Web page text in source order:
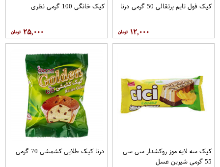
کیک فول تایم پرتقالی 50 گرمی درنا
۱۲,۰۰۰
کیک خانگی 100 گرمی نظری
۲۵,۰۰۰
کیک سه لایه موز روکشدار سی سی
55 گرمی شیرین عسل
درنا کیک طلایی کشمشی 70 گرمی